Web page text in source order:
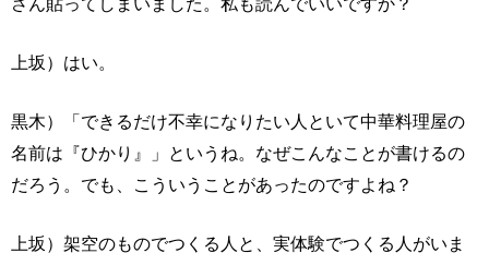
上坂）はい。
黒木）「できるだけ不幸になりたい人といて中華料理屋の
名前は『ひかり』」というね。なぜこんなことが書けるの
だろう。でも、こういうことがあったのですよね？
上坂）架空のものでつくる人と、実体験でつくる人がいま